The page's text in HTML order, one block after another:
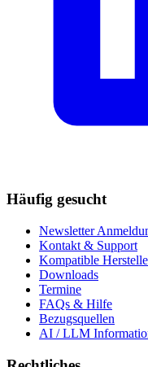
Häufig gesucht
Newsletter
Kontakt & Support
Kompatible
Downloads
Termine
FAQs & Hilfe
Bezugsquellen
AI / LLM